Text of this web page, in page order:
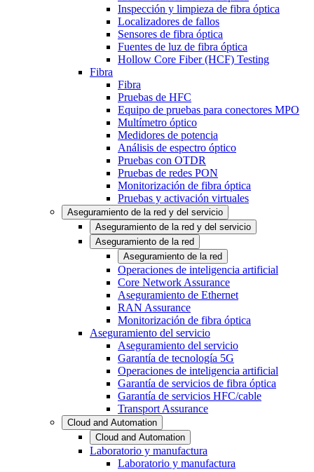
Inspección y limpieza de fibra óptica
Localizadores de fallos
Sensores de fibra óptica
Fuentes de luz de fibra óptica
Hollow Core Fiber (HCF) Testing
Fibra
Fibra
Pruebas de HFC
Equipo de pruebas para conectores MPO
Multímetro óptico
Medidores de potencia
Análisis de espectro óptico
Pruebas con OTDR
Pruebas de redes PON
Monitorización de fibra óptica
Pruebas y activación virtuales
Aseguramiento de la red y del servicio
Aseguramiento de la red y del servicio
Aseguramiento de la red
Aseguramiento de la red
Operaciones de inteligencia artificial
Core Network Assurance
Aseguramiento de Ethernet
RAN Assurance
Monitorización de fibra óptica
Aseguramiento del servicio
Aseguramiento del servicio
Garantía de tecnología 5G
Operaciones de inteligencia artificial
Garantía de servicios de fibra óptica
Garantía de servicios HFC/cable
Transport Assurance
Cloud and Automation
Cloud and Automation
Laboratorio y manufactura
Laboratorio y manufactura